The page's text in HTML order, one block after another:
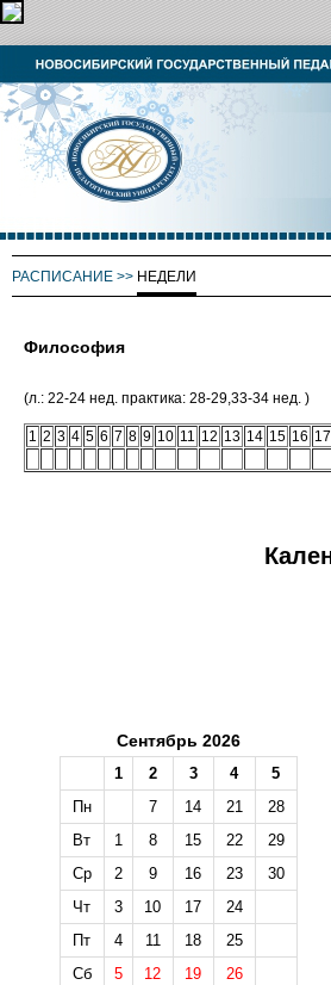
РАСПИСАНИЕ >> НЕДЕЛИ
Философия
(л.: 22-24 нед. практика: 28-29,33-34 нед. )
1 2 3 4 5 6 7 8 9 10 11 12 13 14 15 16 17
Сентябрь 2026
1 2 3 4
5
Пн
7 14 21
28
Вт
1 8 15 22
29
Ср
2 9 16 23
30
Чт
3 10 17
24
Пт
4 11 18
25
Сб
5 12 19
26